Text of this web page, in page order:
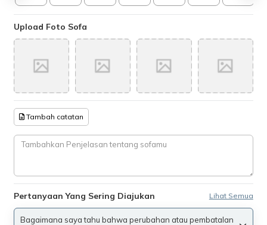
Upload Foto Sofa
Tambah catatan
Pertanyaan Yang Sering Diajukan Lihat Semua
Bagaimana saya tahu bahwa perubahan atau pembatalan